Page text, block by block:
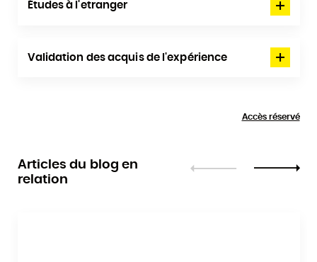
Études à l'etranger
Validation des acquis de l'expérience
Accès réservé
Articles du blog en
relation